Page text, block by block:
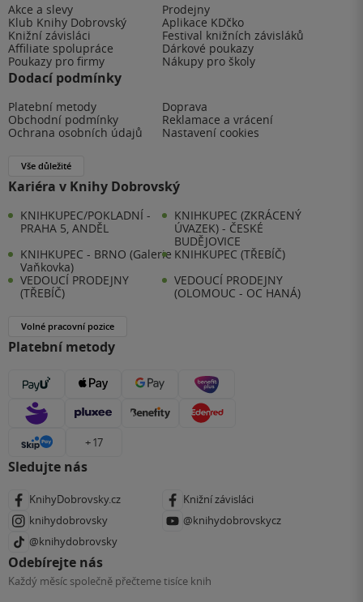
Akce a slevy
Prodejny
Klub Knihy Dobrovský
Aplikace KDčko
Knižní závisláci
Festival knižních závisláků
Affiliate spolupráce
Dárkové poukazy
Poukazy pro firmy
Nákupy pro školy
Dodací podmínky
Platební metody
Doprava
Obchodní podmínky
Reklamace a vrácení
Ochrana osobních údajů
Nastavení cookies
Vše důležité
Kariéra v Knihy Dobrovský
KNIHKUPEC/POKLADNÍ -
PRAHA 5, ANDĚL
KNIHKUPEC (ZKRÁCENÝ
ÚVAZEK) - ČESKÉ
BUDĚJOVICE
KNIHKUPEC - BRNO (Galerie
Vaňkovka)
KNIHKUPEC (TŘEBÍČ)
VEDOUCÍ PRODEJNY
(TŘEBÍČ)
VEDOUCÍ PRODEJNY
(OLOMOUC - OC HANÁ)
Volné pracovní pozice
Platební metody
+ 17
Sledujte nás
KnihyDobrovsky.cz
Knižní závisláci
knihydobrovsky
@knihydobrovskycz
@knihydobrovsky
Odebírejte nás
Každý měsíc společně přečteme tisíce knih